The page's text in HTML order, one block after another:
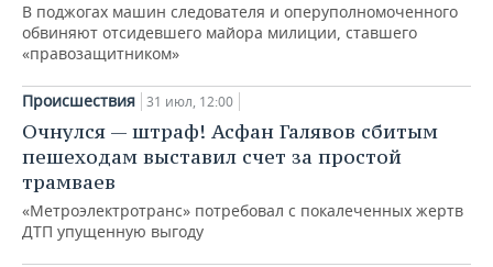
В поджогах машин следователя и оперуполномоченного
обвиняют отсидевшего майора милиции, ставшего
«правозащитником»
Происшествия 31 июл, 12:00
Очнулся — штраф! Асфан Галявов сбитым
пешеходам выставил счет за простой
трамваев
«Метроэлектротранс» потребовал с покалеченных жертв
ДТП упущенную выгоду